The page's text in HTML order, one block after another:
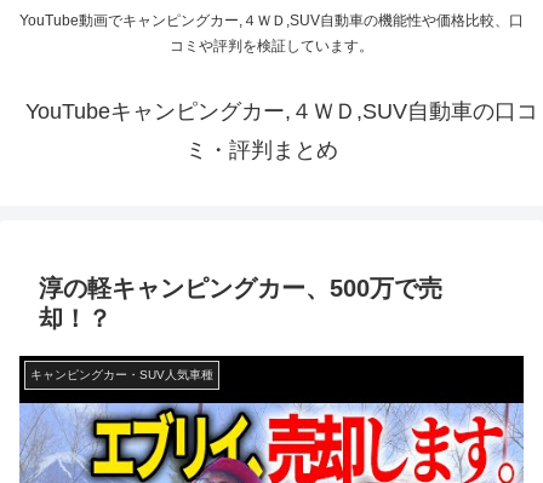
YouTube動画でキャンピングカー,４ＷＤ,SUV自動車の機能性や価格比較、口
コミや評判を検証しています。
YouTubeキャンピングカー,４ＷＤ,SUV自動車の口コ
ミ・評判まとめ
淳の軽キャンピングカー、500万で売
却！？
キャンピングカー・SUV人気車種